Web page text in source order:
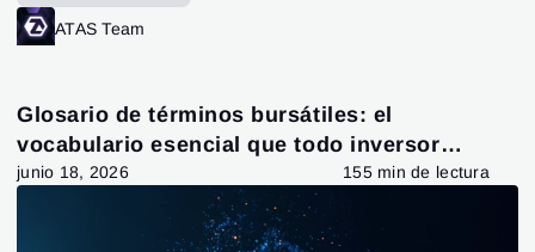
ATAS Team
Glosario de términos bursátiles: el
vocabulario esencial que todo inversor
debería conocer
junio 18, 2026 155 min de lectura